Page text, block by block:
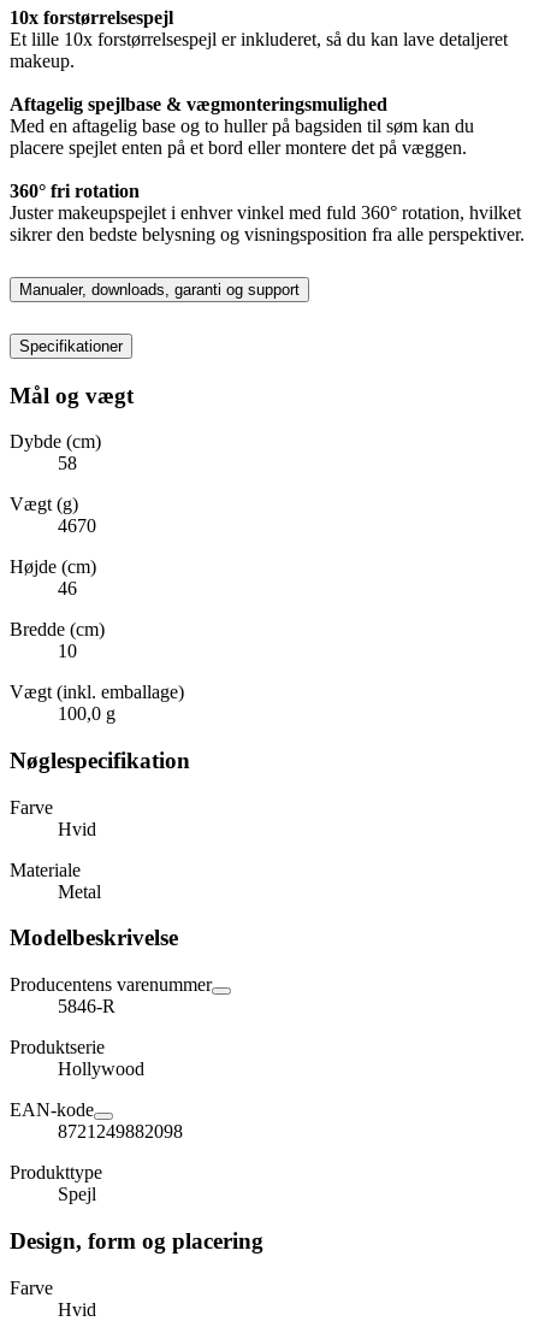
10x forstørrelsespejl
Et lille 10x forstørrelsespejl er inkluderet, så du kan lave detaljeret
makeup.
Aftagelig spejlbase & vægmonteringsmulighed
Med en aftagelig base og to huller på bagsiden til søm kan du
placere spejlet enten på et bord eller montere det på væggen.
360° fri rotation
Juster makeupspejlet i enhver vinkel med fuld 360° rotation, hvilket
sikrer den bedste belysning og visningsposition fra alle perspektiver.
Manualer, downloads, garanti og support
Specifikationer
Mål og vægt
Dybde (cm)
58
Vægt (g)
4670
Højde (cm)
46
Bredde (cm)
10
Vægt (inkl. emballage)
100,0 g
Nøglespecifikation
Farve
Hvid
Materiale
Metal
Modelbeskrivelse
Producentens varenummer
5846-R
Produktserie
Hollywood
EAN-kode
8721249882098
Produkttype
Spejl
Design, form og placering
Farve
Hvid